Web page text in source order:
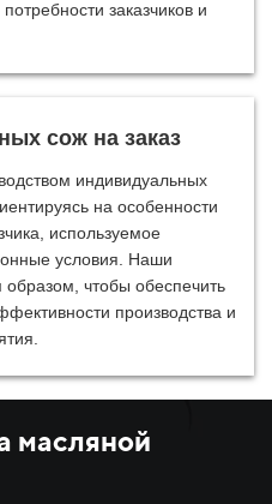
заказчиков и
сож на заказ
индивидуальных
на особенности
используемое
условия. Наши
чтобы обеспечить
производства и
масляной